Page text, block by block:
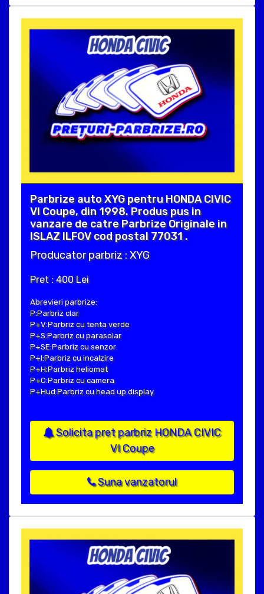
Parbrize auto XYG pentru HONDA CIVIC
VI Coupe, din 1998. Produs pus in
vanzare de catre Parbrize Originale in
ISLAZ ILFOV cod postal 77031 .
Producator parbriz : XYG
Pret : 400 Lei
Abrevieri parbrize:
P:Parbriz clar
P+V:Parbriz cu tenta verde
P+S:Parbriz cu parasolar
P+SE:Parbriz cu senzor
P+I:Parbriz cu incalzire
P+H:Parbriz heliomat
P+C:Parbriz cu camera
P+Hud:Parbriz cu head up display
Solicita pret parbriz HONDA CIVIC
VI Coupe
Suna vanzatorul